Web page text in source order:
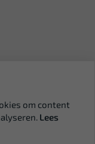
om content
Lees